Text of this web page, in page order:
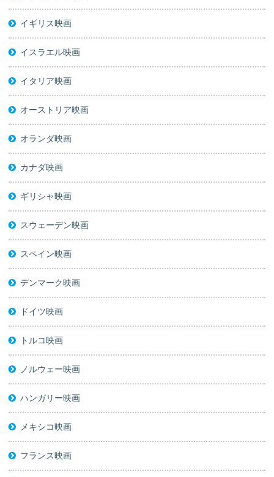
イギリス映画
イスラエル映画
イタリア映画
オーストリア映画
オランダ映画
カナダ映画
ギリシャ映画
スウェーデン映画
スペイン映画
デンマーク映画
ドイツ映画
トルコ映画
ノルウェー映画
ハンガリー映画
メキシコ映画
フランス映画